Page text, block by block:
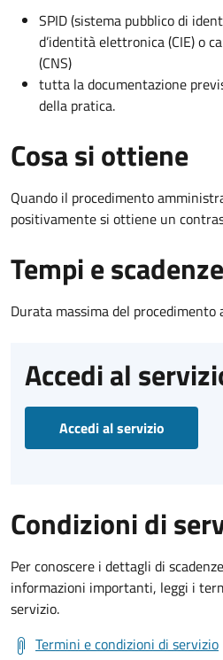
SPID (sistema pubblico di
d’identità elettronica (CIE) o
(CNS)
tutta la documentazione
della pratica.
Cosa si ottiene
Quando il procedimento
positivamente si ottiene un
Tempi e scadenze
Durata massima del
Accedi al
Accedi al servizio
Condizioni di
Per conoscere i dettagli di
informazioni importanti, leggi i
servizio.
Termini e condizioni di servizio